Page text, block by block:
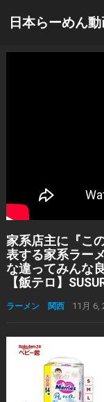
日本らーめん
家系店主に『こ
表する家系ラー
な違ってみんな
【飯テロ】
ラーメン 関西 11月 6,